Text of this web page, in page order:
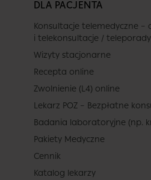
DLA PACJENTA
Konsultacje telemedyczne –
i telekonsultacje / teleporady
Wizyty stacjonarne
Recepta online
Zwolnienie (L4) online
Lekarz POZ – Bezpłatne
Badania laboratoryjne (np.
Pakiety Medyczne
Cennik
Katalog lekarzy